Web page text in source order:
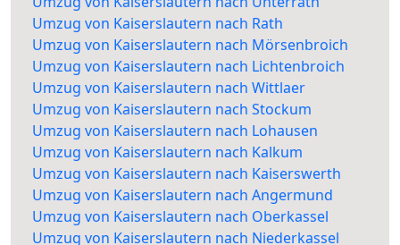
Umzug von Kaiserslautern nach Rath
Umzug von Kaiserslautern nach Mörsenbroich
Umzug von Kaiserslautern nach Lichtenbroich
Umzug von Kaiserslautern nach Wittlaer
Umzug von Kaiserslautern nach Stockum
Umzug von Kaiserslautern nach Lohausen
Umzug von Kaiserslautern nach Kalkum
Umzug von Kaiserslautern nach Kaiserswerth
Umzug von Kaiserslautern nach Angermund
Umzug von Kaiserslautern nach Oberkassel
Umzug von Kaiserslautern nach Niederkassel